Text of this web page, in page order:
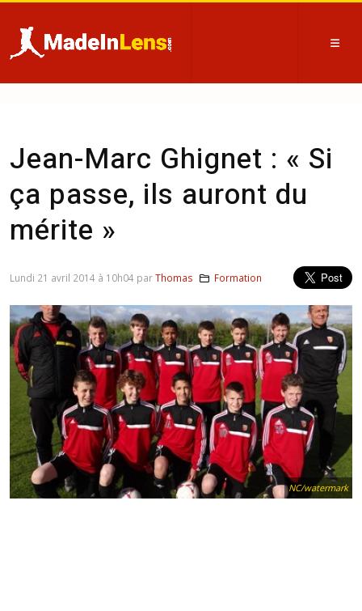
Jean-Marc Ghignet : « Si
ça passe, ils auront du
mérite »
NC/watermark
Lundi 21 avril 2014 à 10h04 parThomas Formation